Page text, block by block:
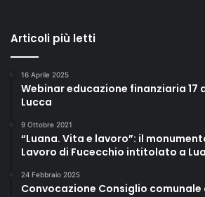
Articoli più letti
16 Aprile 2025
Webinar educazione finanziaria 17
Lucca
9 Ottobre 2021
“Luana. Vita e lavoro”: il
Lavoro di Fucecchio intitolato a
24 Febbraio 2025
Convocazione Consiglio comunale